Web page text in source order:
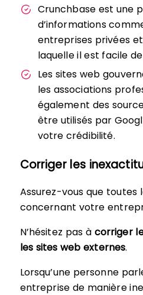
Crunchbase est une
d’informations
entreprises privées
laquelle il est facile
Les sites web
les associations
également des
être utilisés par
votre crédibilité.
Corriger les
Assurez-vous que toutes
concernant votre
N’hésitez pas à corriger
les sites web externes.
Lorsqu’une personne
entreprise de manière